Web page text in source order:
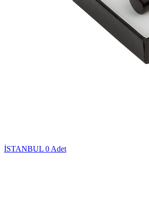
İSTANBUL 0 Adet